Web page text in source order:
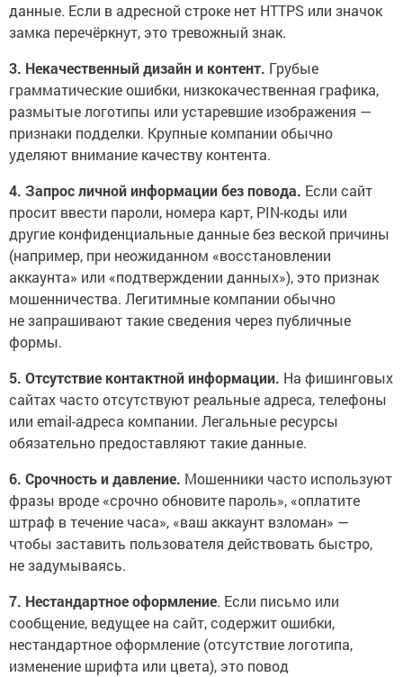
данные. Если в адресной строке нет HTTPS или значок
замка перечёркнут, это тревожный знак.
3. Некачественный дизайн и контент. Грубые
грамматические ошибки, низкокачественная графика,
размытые логотипы или устаревшие изображения —
признаки подделки. Крупные компании обычно
уделяют внимание качеству контента.
4. Запрос личной информации без повода. Если сайт
просит ввести пароли, номера карт, PIN-коды или
другие конфиденциальные данные без веской причины
(например, при неожиданном «восстановлении
аккаунта» или «подтверждении данных»), это признак
мошенничества. Легитимные компании обычно
не запрашивают такие сведения через публичные
формы.
5. Отсутствие контактной информации. На фишинговых
сайтах часто отсутствуют реальные адреса, телефоны
или email-адреса компании. Легальные ресурсы
обязательно предоставляют такие данные.
6. Срочность и давление. Мошенники часто используют
фразы вроде «срочно обновите пароль», «оплатите
штраф в течение часа», «ваш аккаунт взломан» —
чтобы заставить пользователя действовать быстро,
не задумываясь.
7. Нестандартное оформление. Если письмо или
сообщение, ведущее на сайт, содержит ошибки,
нестандартное оформление (отсутствие логотипа,
изменение шрифта или цвета), это повод